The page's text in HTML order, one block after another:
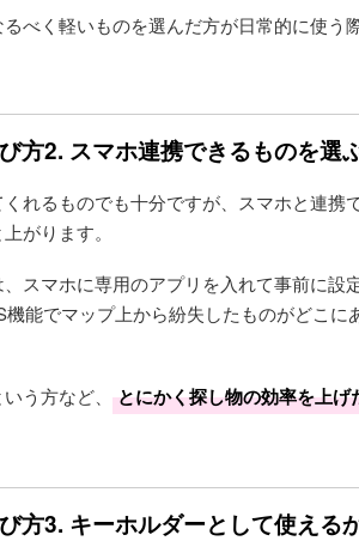
べく軽いものを選んだ方が日常的に使う
方2. スマホ連携できるものを選
れるものでも十分ですが、スマホと連携
がります。
スマホに専用のアプリを入れて事前に設
能でマップ上から紛失したものがどこに
う方など、 とにかく探し物の効率を上げ
方3. キーホルダーとして使える